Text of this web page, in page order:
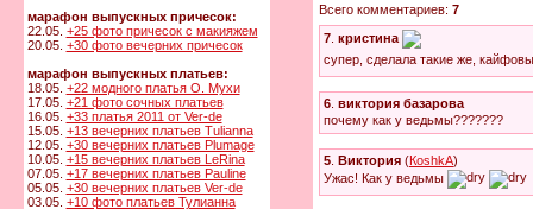
марафон выпускных причесок:
22.05. +25 фото причесок с макияжем
20.05. +30 фото вечерних причесок
марафон выпускных платьев:
18.05. +22 модного платья О. Мухи
17.05. +21 фото сочных платьев
16.05. +33 платья 2011 от Ver-de
15.05. +13 вечерних платьев Tulianna
12.05. +30 вечерних платьев Plumage
10.05. +15 вечерних платьев LeRina
07.05. +17 вечерних платьев Pauline
05.05. +30 вечерних платьев Ver-de
03.05. +10 фото платьев Тулианна
Всего комментариев: 7
7 кристина
супер, сделала такие же,
6 виктория базарова
почему как у ведьмы???????
5 Виктория (КoshkA)
Ужас! Как у ведьмы